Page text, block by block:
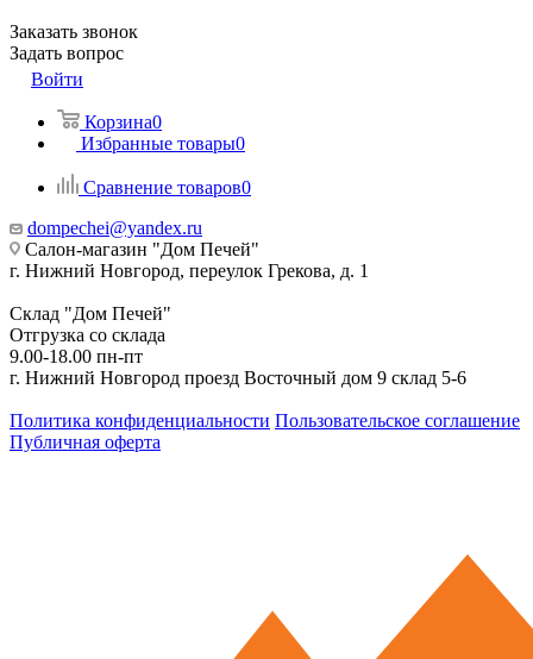
Заказать звонок
Задать вопрос
Войти
Корзина0
Избранные товары0
Сравнение товаров0
dompechei@yandex.ru
Салон-магазин "Дом Печей"
г. Нижний Новгород, переулок Грекова, д. 1
Склад "Дом Печей"
Отгрузка со склада
9.00-18.00 пн-пт
г. Нижний Новгород проезд Восточный дом 9 склад 5-6
Политика конфиденциальности Пользовательское соглашение
Публичная оферта